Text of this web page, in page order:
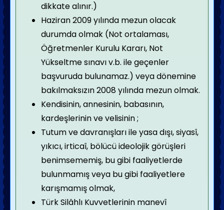
dikkate alınır.)
Haziran 2009 yılında mezun olacak
durumda olmak (Not ortalaması,
Öğretmenler Kurulu Kararı, Not
Yükseltme sınavı v.b. ile geçenler
başvuruda bulunamaz.) veya dönemine
bakılmaksızın 2008 yılında mezun olmak.
Kendisinin, annesinin, babasının,
kardeşlerinin ve velisinin ;
Tutum ve davranışları ile yasa dışı, siyasî,
yıkıcı, irticaî, bölücü ideolojik görüşleri
benimsememiş, bu gibi faaliyetlerde
bulunmamış veya bu gibi faaliyetlere
karışmamış olmak,
Türk Silâhlı Kuvvetlerinin manevî